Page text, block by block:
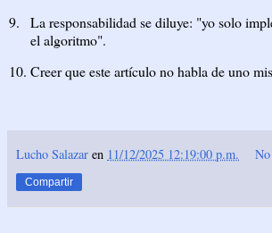
9.
La responsabilidad se diluye: "yo solo
el algoritmo".
10. Creer que este artículo no habla de uno
Lucho Salazar en 11/12/2025 12:19:00 p.m.
Compartir